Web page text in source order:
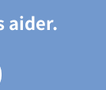
aider.